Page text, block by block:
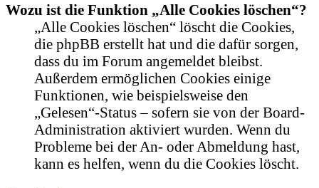
Wozu ist die Funktion „Alle Cookies löschen“?
„Alle Cookies löschen“ löscht die Cookies,
die phpBB erstellt hat und die dafür sorgen,
dass du im Forum angemeldet bleibst.
Außerdem ermöglichen Cookies einige
Funktionen, wie beispielsweise den
„Gelesen“-Status – sofern sie von der Board-
Administration aktiviert wurden. Wenn du
Probleme bei der An- oder Abmeldung hast,
kann es helfen, wenn du die Cookies löscht.